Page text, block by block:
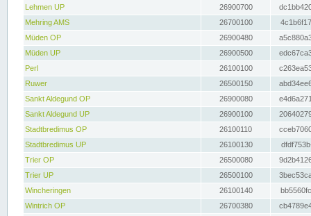
Lehmen UP
26900700
Mehring AMS
26700100
Müden OP
26900480
Müden UP
26900500
Perl
26100100
Ruwer
26500150
Sankt Aldegund OP
26900080
Sankt Aldegund UP
26900100
Stadtbredimus OP
26100110
Stadtbredimus UP
26100130
Trier OP
26500080
Trier UP
26500100
Wincheringen
26100140
Wintrich OP
26700380